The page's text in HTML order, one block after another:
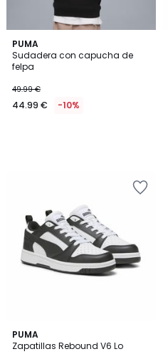
PUMA
Sudadera con capucha de
felpa
49.99 €
44.99 € -10%
PUMA
Zapatillas Rebound V6 Lo
2
Colores